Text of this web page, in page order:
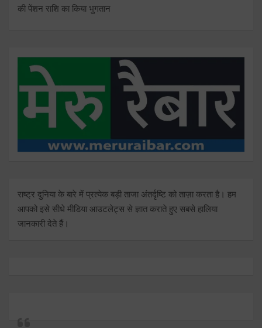
की पेंशन राशि का किया भुगतान
राष्ट्र दुनिया के बारे में प्रत्येक बड़ी ताजा अंतर्दृष्टि को ताज़ा करता है। हम
आपको इसे सीधे मीडिया आउटलेट्स से ज्ञात कराते हुए सबसे हालिया
जानकारी देते हैं।